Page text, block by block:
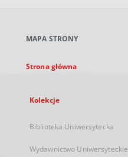
karcie
MAPA STRONY
Strona główna
Kolekcje
Biblioteka Uniwersytecka
Wydawnictwo Uniwersyteckie